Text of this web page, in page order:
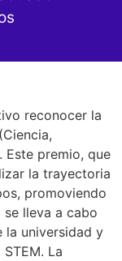
reconocer la
Este premio, que
la trayectoria
promoviendo
lleva a cabo
la universidad y
La